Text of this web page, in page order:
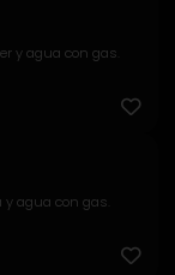
y agua con gas.
y agua con gas.